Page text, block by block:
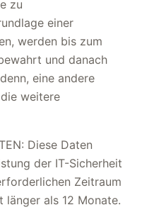
zu
einer
werden bis zum
und danach
eine andere
weitere
Diese Daten
der IT-Sicherheit
Zeitraum
länger als 12 Monate.